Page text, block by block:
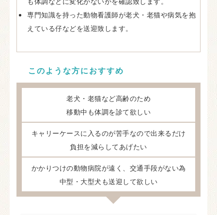
専門知識を持った動物看護師が老犬・老猫や病気を抱
えている仔などを送迎致します。
このような方におすすめ
老犬・老猫など高齢のため
移動中も体調を診て欲しい
キャリーケースに入るのが苦手なので出来るだけ
負担を減らしてあげたい
かかりつけの動物病院が遠く、交通手段がない為
中型・大型犬も送迎して欲しい